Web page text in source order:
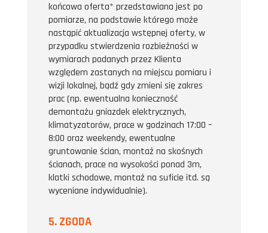
końcowa oferta* przedstawiana jest po
pomiarze, na podstawie którego może
nastąpić aktualizacja wstępnej oferty, w
przypadku stwierdzenia rozbieżności w
wymiarach podanych przez Klienta
względem zastanych na miejscu pomiaru i
wizji lokalnej, bądź gdy zmieni się zakres
prac (np. ewentualna konieczność
demontażu gniazdek elektrycznych,
klimatyzatorów, prace w godzinach 17:00 –
8:00 oraz weekendy, ewentualne
gruntowanie ścian, montaż na skośnych
ścianach, prace na wysokości ponad 3m,
klatki schodowe, montaż na suficie itd. są
wyceniane indywidualnie).
5. ZGODA